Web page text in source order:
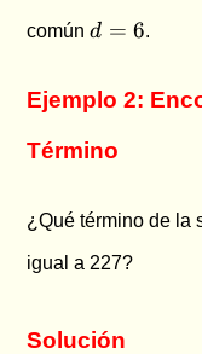
comúnd
d = 6.
Ejemplo 2:
Término
¿Qué término de la
igual a 227?
Solución